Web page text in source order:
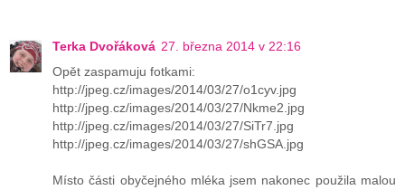
Terka Dvořáková 27. března 2014 v 22:16
Opět zaspamuju fotkami:
http://jpeg.cz/images/2014/03/27/o1cyv.jpg
http://jpeg.cz/images/2014/03/27/Nkme2.jpg
http://jpeg.cz/images/2014/03/27/SiTr7.jpg
http://jpeg.cz/images/2014/03/27/shGSA.jpg
Místo části obyčejného mléka jsem nakonec použila malou